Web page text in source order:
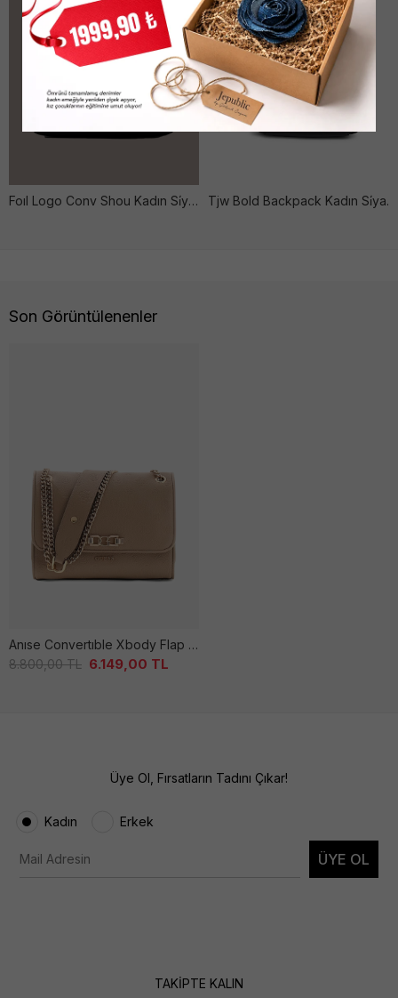
Foıl Logo Conv Shou Kadın Si̇yah Çanta Tjw Bold Backpack Kadın Si̇yah Çanta
Son Görüntülenenler
Anıse Convertıble Xbody Flap Kadın Dark Oak Çanta
8.800,00TL 6.149,00 TL
Üye Ol, Fırsatların Tadını Çıkar!
Kadın Erkek
ÜYE OL
TAKİPTE KALIN